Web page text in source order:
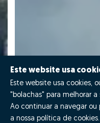
Este website usa
Este website usa cookies,
"bolachas" para melhorar
Ao continuar a navegar ou
a nossa política de cookies.